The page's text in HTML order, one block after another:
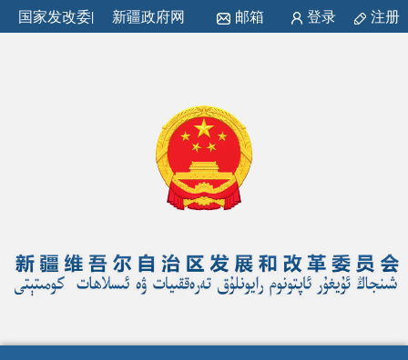
国家发改委| 新疆政府网 邮箱 登录 注册